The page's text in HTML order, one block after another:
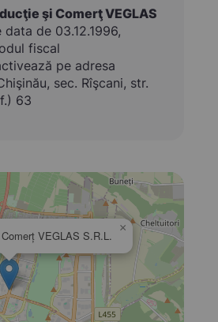
şi Comerţ VEGLAS
de 03.12.1996,
fiscal
pe adresa
sec. Rîşcani, str.
63
VEGLAS S.R.L.
×